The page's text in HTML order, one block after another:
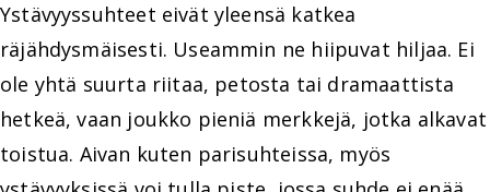
Ystävyyssuhteet eivät yleensä katkea
räjähdysmäisesti. Useammin ne hiipuvat hiljaa. Ei
ole yhtä suurta riitaa, petosta tai dramaattista
hetkeä, vaan joukko pieniä merkkejä, jotka alkavat
toistua. Aivan kuten parisuhteissa, myös